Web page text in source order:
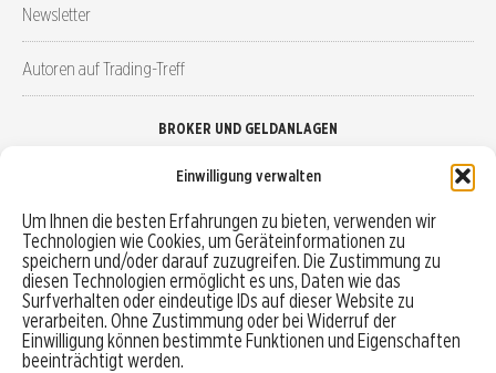
Einwilligung verwalten
Um Ihnen die besten Erfahrungen zu bieten, verwenden wir
Technologien wie Cookies, um Geräteinformationen zu
speichern und/oder darauf zuzugreifen. Die Zustimmung zu
diesen Technologien ermöglicht es uns, Daten wie das
Surfverhalten oder eindeutige IDs auf dieser Website zu
verarbeiten. Ohne Zustimmung oder bei Widerruf der
Einwilligung können bestimmte Funktionen und Eigenschaften
beeinträchtigt werden.
Newsletter
Autoren auf Trading-Treff
BROKER UND GELDANLAGEN
Robo-Advisor vergleichen
Depotvergleich
Festgeld vergleichen